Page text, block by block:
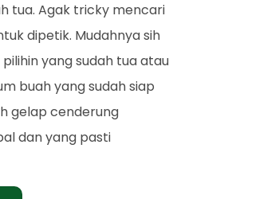
tua. Agak tricky mencari
dipetik. Mudahnya sih
yang sudah tua atau
buah yang sudah siap
gelap cenderung
dan yang pasti